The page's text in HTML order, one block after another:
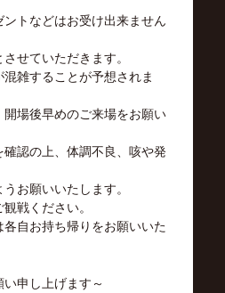
ントなどはお受け出来ません
せていただきます。
混雑することが予想されま
場後早めのご来場をお願い
確認の上、体調不良、咳や発
お願いいたします。
戦ください。
各自お持ち帰りをお願いいた
申し上げます～